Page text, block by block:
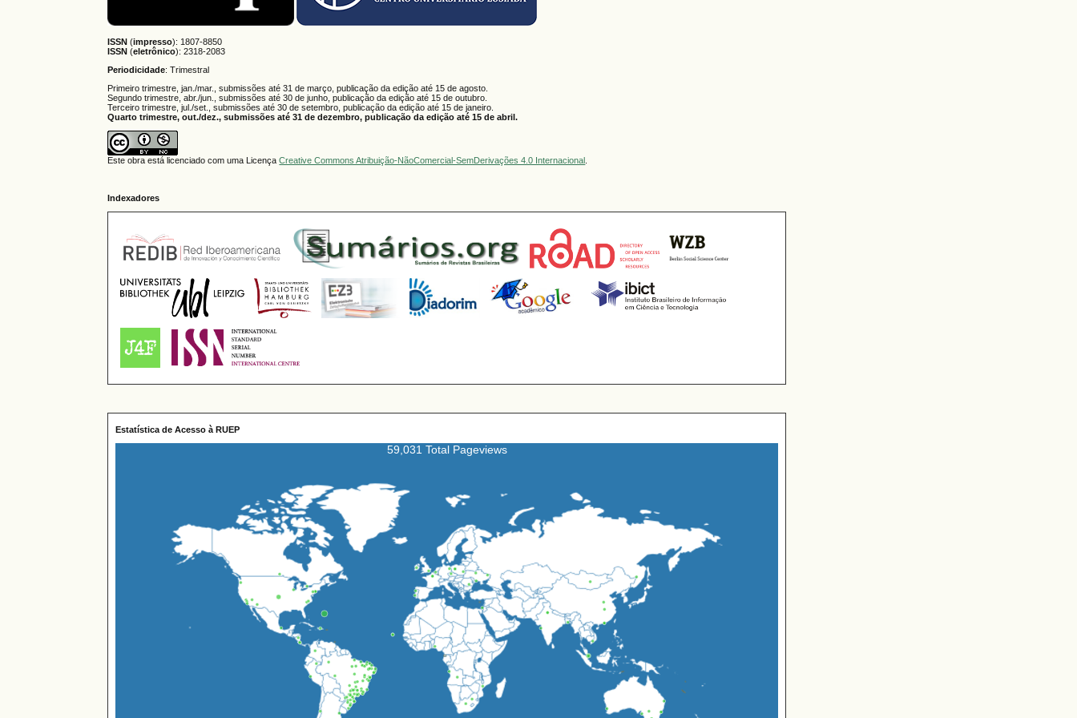
ISSN (impresso): 1807-8850
ISSN (eletrônico):2318-2083
Periodicidade: Trimestral
Primeiro trimestre, jan./mar., submissões até 31 de março, publicação da edição até 15 de agosto.
Segundo trimestre, abr./jun., submissões até 30 de junho, publicação da edição até 15 de outubro.
Terceiro trimestre, jul./set., submissões até 30 de setembro, publicação da edição até 15 de janeiro.
Quarto trimestre, out./dez., submissões até 31 de dezembro, publicação da edição até 15 de abril.
Este obra está licenciado com uma LicençaCreative Commons Atribuição-NãoComercial-SemDerivações 4.0 Internacional
Indexadores
Estatística de Acesso à RUEP
59,031 Total Pageviews